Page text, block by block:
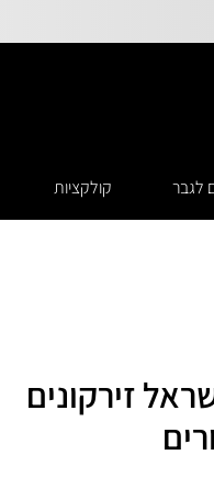
לגבר קולקציות
זירקונים